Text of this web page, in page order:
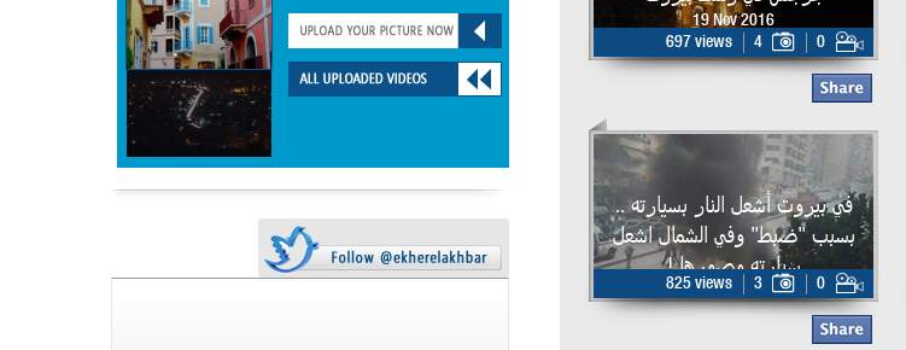
19 Nov 2016
697 views
4 0
في بيروت أشعل النار بسيارته ..
بسبب "ضبط" وفي الشمال اشعل
سيارته وصورها !
17 Nov 2016
825 views 3 0